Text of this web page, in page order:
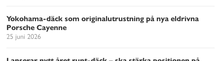
Yokohama-däck som originalutrustning på nya eldrivna
Porsche Cayenne
25 juni 2026